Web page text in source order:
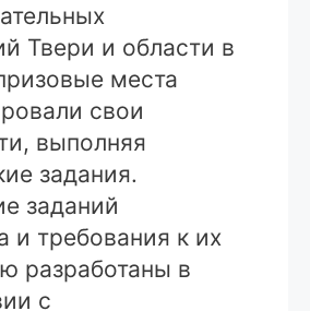
Твери и области в
места
свои
выполняя
задания.
заданий
и требования к их
разработаны в
с